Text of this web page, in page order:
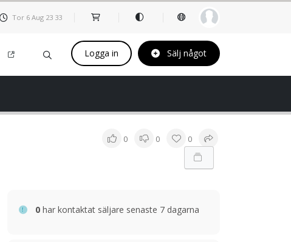
Tor 6 Aug 23 33
Logga in Sälj något
0 0 0
0 har kontaktat säljare senaste 7 dagarna